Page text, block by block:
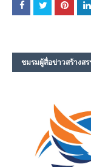
ชมรม​ผู้สื่อข่าวสร้างสร